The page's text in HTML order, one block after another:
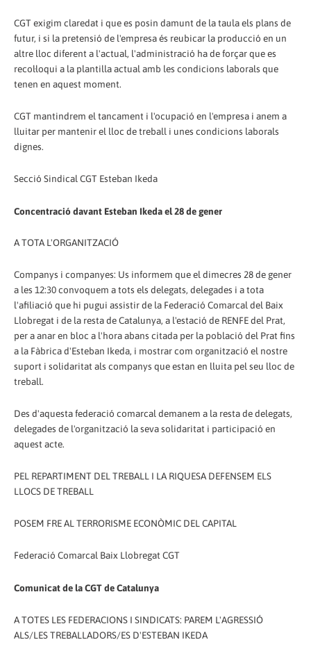
CGT exigim claredat i que es posin damunt de la taula els plans de
futur, i si la pretensió de l'empresa és reubicar la producció en un
altre lloc diferent a l'actual, l'administració ha de forçar que es
recol·loqui a la plantilla actual amb les condicions laborals que
tenen en aquest moment.
CGT mantindrem el tancament i l'ocupació en l'empresa i anem a
lluitar per mantenir el lloc de treball i unes condicions laborals
dignes.
Secció Sindical CGT Esteban Ikeda
Concentració davant Esteban Ikeda el 28 de gener
A TOTA L'ORGANITZACIÓ
Companys i companyes: Us informem que el dimecres 28 de gener
a les 12:30 convoquem a tots els delegats, delegades i a tota
l'afiliació que hi pugui assistir de la Federació Comarcal del Baix
Llobregat i de la resta de Catalunya, a l'estació de RENFE del Prat,
per a anar en bloc a l'hora abans citada per la població del Prat fins
a la Fàbrica d'Esteban Ikeda, i mostrar com organització el nostre
suport i solidaritat als companys que estan en lluita pel seu lloc de
treball.
Des d'aquesta federació comarcal demanem a la resta de delegats,
delegades de l'organització la seva solidaritat i participació en
aquest acte.
PEL REPARTIMENT DEL TREBALL I LA RIQUESA DEFENSEM ELS
LLOCS DE TREBALL
POSEM FRE AL TERRORISME ECONÒMIC DEL CAPITAL
Federació Comarcal Baix Llobregat CGT
Comunicat de la CGT de Catalunya
A TOTES LES FEDERACIONS I SINDICATS: PAREM L'AGRESSIÓ
ALS/LES TREBALLADORS/ES D'ESTEBAN IKEDA